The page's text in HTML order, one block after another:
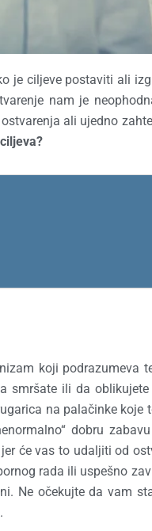
je ciljeve postaviti ali
nam je
ali ujedno
koji podrazumeva
smršate ili da
na palačinke koje
dobru
će vas to udaljiti od
rada ili uspešno
Ne očekujte da vam